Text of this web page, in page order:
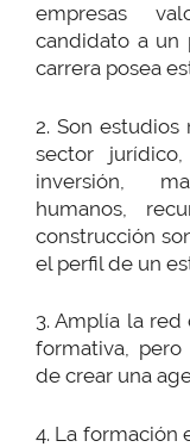
empresas
candidato a un
carrera posea
2. Son estudios
sector
inversión,
humanos,
construcción
el perfil de un
3. Amplía la red
formativa,
de crear una
4. La formación